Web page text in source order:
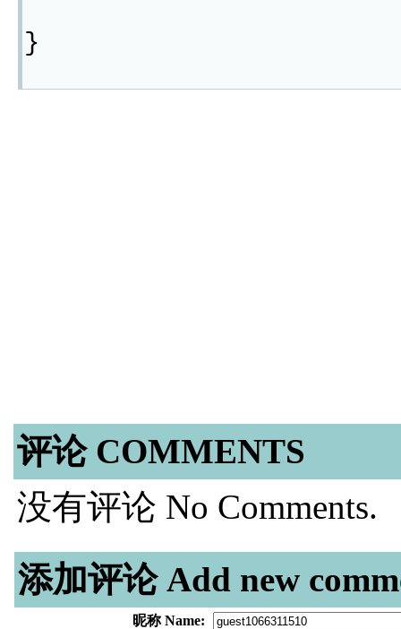
}
评论 COMMENTS
没有评论 No Comments.
添加评论 Add new
昵称 Name: